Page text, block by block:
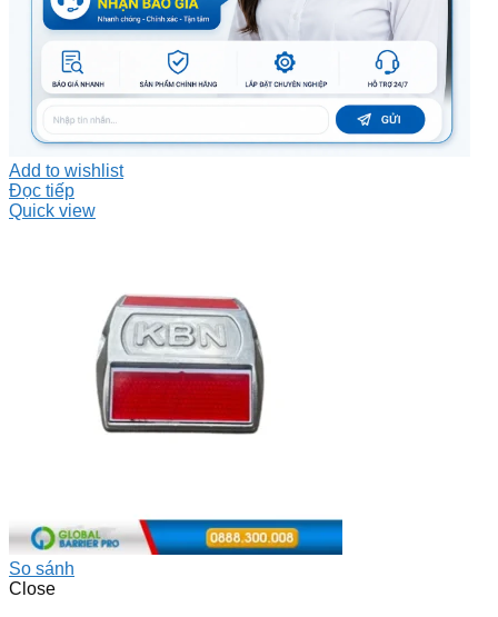
Add to wishlist
Đọc tiếp
Quick view
So sánh
Close